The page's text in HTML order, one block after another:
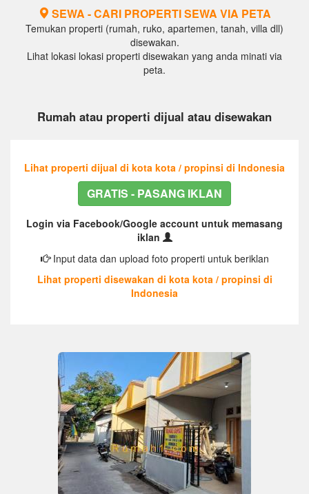
SEWA - CARI PROPERTI SEWA VIA PETA
Temukan properti (rumah, ruko, apartemen, tanah, villa dll)
disewakan.
Lihat lokasi lokasi properti disewakan yang anda minati via
peta.
Rumah atau properti dijual atau disewakan
Lihat properti dijual di kota kota / propinsi di Indonesia
GRATIS - PASANG IKLAN
Login via Facebook/Google account untuk memasang
iklan
Input data dan upload foto properti untuk beriklan
Lihat properti disewakan di kota kota / propinsi di
Indonesia